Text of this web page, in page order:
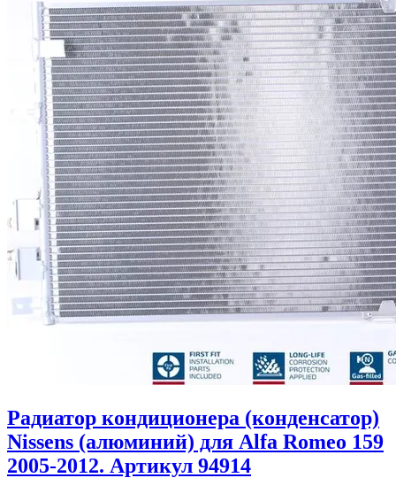
Радиатор кондиционера (конденсатор)
Nissens (алюминий) для Alfa Romeo 159
2005-2012. Артикул 94914